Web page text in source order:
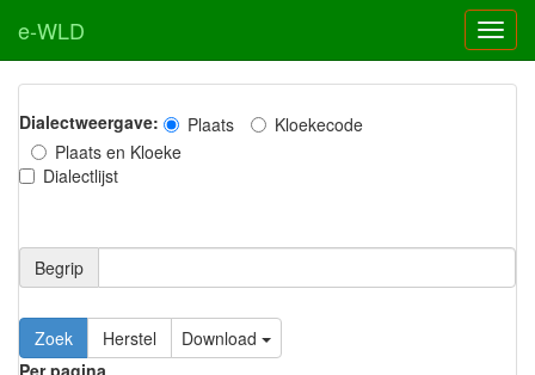
e-WLD
Dialectweergave: Plaats
Kloekecode
Plaats en Kloeke
Dialectlijst
Begrip
Zoek Herstel
Download
Per pagina